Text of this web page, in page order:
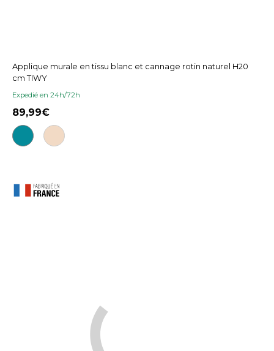
Applique murale en tissu blanc et cannage rotin naturel H20
cm TIWY
Expedié en 24h/72h
89,99